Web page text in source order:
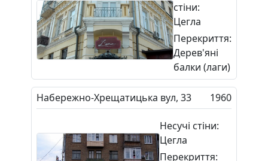
стіни:
Цегла
Перекриття:
Дерев'яні
балки (лаги)
Набережно-Хрещатицька вул, 33 1960
Несучі стіни:
Цегла
Перекриття: